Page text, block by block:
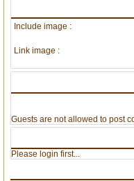
Include image :
Link image :
Guests are not allowed to post
Please login first...